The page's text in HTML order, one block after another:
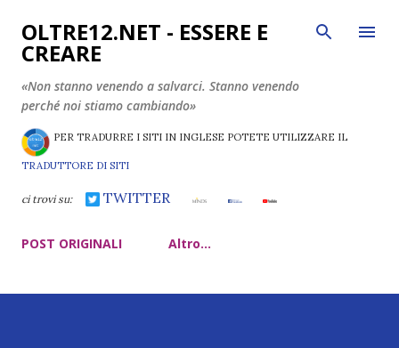
Passa ai contenuti principali
OLTRE12.NET - ESSERE E
CREARE
«Non stanno venendo a salvarci. Stanno venendo
perché noi stiamo cambiando»
PER TRADURRE I SITI IN INGLESE POTETE UTILIZZARE IL
TRADUTTORE DI SITI
ci trovi su: TWITTER
POST ORIGINALI Altro…